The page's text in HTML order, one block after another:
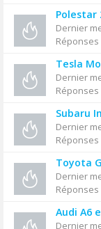
Polestar
Dernier
Réponses
Tesla
Dernier
Réponses
Subaru
Dernier
Réponses
Toyota
Dernier
Réponses
Audi A6
Dernier